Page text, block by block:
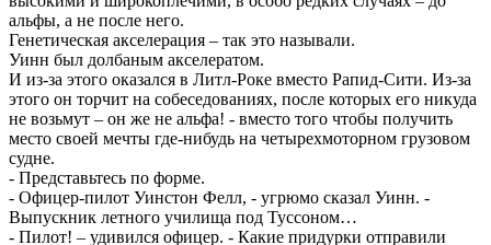
альфы, а не после него.
Генетическая акселерация – так это называли.
Уинн был долбаным акселератом.
И из-за этого оказался в Литл-Роке вместо Рапид-Сити. Из-за
этого он торчит на собеседованиях, после которых его никуда
не возьмут – он же не альфа! - вместо того чтобы получить
место своей мечты где-нибудь на четырехмоторном грузовом
судне.
- Представьтесь по форме.
- Офицер-пилот Уинстон Фелл, - угрюмо сказал Уинн. -
Выпускник летного училища под Туссоном…
- Пилот! – удивился офицер. - Какие придурки отправили